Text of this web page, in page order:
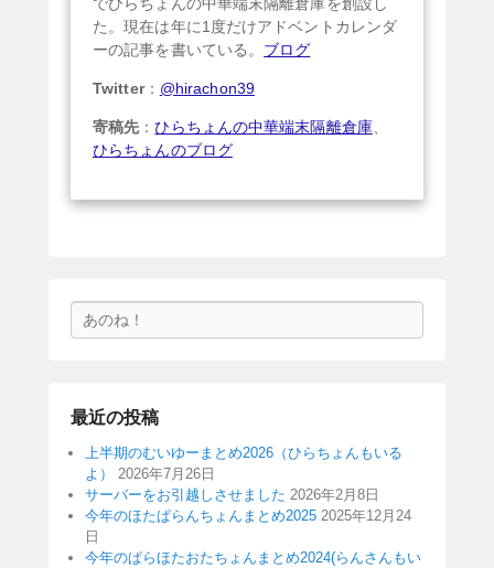
た。現在は年に1度だけアドベントカレンダ
ーの記事を書いている。 ブログ
Twitter： @hirachon39
寄稿先 ：ひらちょんの中華端末隔離倉庫、
ひらちょんのブログ
索
最近の投稿
上半期のむいゆーまとめ2026（ひらちょんもいる
よ）
2026年7月26日
サーバーをお引越しさせました 2026年2月8日
今年のほたぱらんちょんまとめ2025 2025年12月24
日
今年のぱらほたおたちょんまとめ2024(らんさんもい